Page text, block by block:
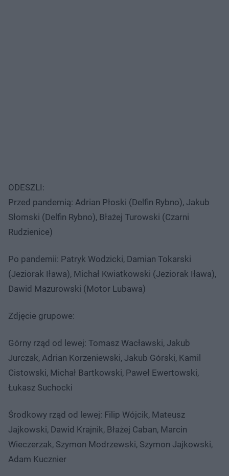
ODESZLI:
Przed pandemią: Adrian Płoski (Delfin Rybno), Jakub
Słomski (Delfin Rybno), Błażej Turowski (Czarni
Rudzienice)
Po pandemii: Patryk Wodzicki, Damian Tokarski
(Jeziorak Iława), Michał Kwiatkowski (Jeziorak Iława),
Dawid Mazurowski (Motor Lubawa)
Zdjęcie grupowe:
Górny rząd od lewej: Tomasz Wacławski, Jakub
Jurczak, Adrian Korzeniewski, Jakub Górski, Kamil
Cistowski, Michał Bartkowski, Paweł Ewertowski,
Łukasz Suchocki
Środkowy rząd od lewej: Filip Wójcik, Mateusz
Jajkowski, Dawid Krajnik, Błażej Caban, Marcin
Wieczerzak, Szymon Modrzewski, Szymon Jajkowski,
Adam Kucznier